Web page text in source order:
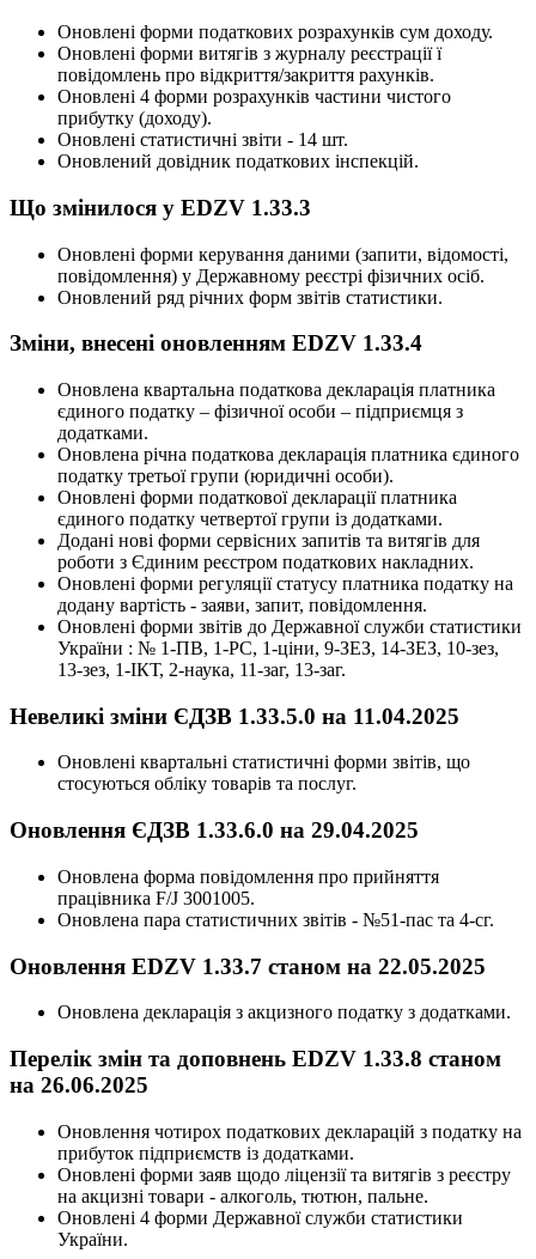
Оновлені форми податкових розрахунків сум доходу.
Оновлені форми витягів з журналу реєстрації ї
повідомлень про відкриття/закриття рахунків.
Оновлені 4 форми розрахунків частини чистого
прибутку (доходу).
Оновлені статистичні звіти - 14 шт.
Оновлений довідник податкових інспекцій.
Що змінилося у EDZV 1.33.3
Оновлені форми керування даними (запити, відомості,
повідомлення) у Державному реєстрі фізичних осіб.
Оновлений ряд річних форм звітів статистики.
Зміни, внесені оновленням EDZV 1.33.4
Оновлена квартальна податкова декларація платника
єдиного податку – фізичної особи – підприємця з
додатками.
Оновлена річна податкова декларація платника єдиного
податку третьої групи (юридичні особи).
Оновлені форми податкової декларації платника
єдиного податку четвертої групи із додатками.
Додані нові форми сервісних запитів та витягів для
роботи з Єдиним реєстром податкових накладних.
Оновлені форми регуляції статусу платника податку на
додану вартість - заяви, запит, повідомлення.
Оновлені форми звітів до Державної служби статистики
України : № 1-ПВ, 1-РС, 1-ціни, 9-ЗЕЗ, 14-ЗЕЗ, 10-зез,
13-зез, 1-ІКТ, 2-наука, 11-заг, 13-заг.
Невеликі зміни ЄДЗВ 1.33.5.0 на 11.04.2025
Оновлені квартальні статистичні форми звітів, що
стосуються обліку товарів та послуг.
Оновлення ЄДЗВ 1.33.6.0 на 29.04.2025
Оновлена форма повідомлення про прийняття
працівника F/J 3001005.
Оновлена пара статистичних звітів - №51-пас та 4-сг.
Оновлення EDZV 1.33.7 станом на 22.05.2025
Оновлена декларація з акцизного податку з додатками.
Перелік змін та доповнень EDZV 1.33.8 станом
на 26.06.2025
Оновлення чотирох податкових декларацій з податку на
прибуток підприємств із додатками.
Оновлені форми заяв щодо ліцензії та витягів з реєстру
на акцизні товари - алкоголь, тютюн, пальне.
Оновлені 4 форми Державної служби статистики
України.